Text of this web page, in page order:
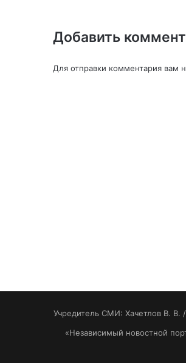
Добавить
Для отправки комментария вам
Учредитель СМИ: Хaчeтлoв B. B.
«Независимый новостной